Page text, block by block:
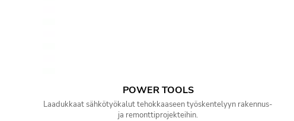
POWER TOOLS
Laadukkaat sähkötyökalut tehokkaaseen työskentelyyn rakennus-
ja remonttiprojekteihin.